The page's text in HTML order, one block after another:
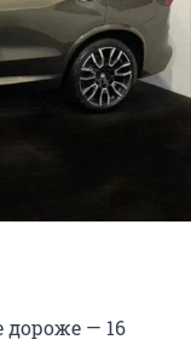
дороже — 16